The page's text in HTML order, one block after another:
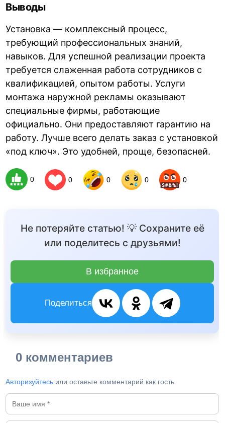
Выводы
Установка — комплексный процесс,
требующий профессиональных знаний,
навыков. Для успешной реализации проекта
требуется слаженная работа сотрудников с
квалификацией, опытом работы. Услуги
монтажа наружной рекламы оказывают
специальные фирмы, работающие
официально. Они предоставляют гарантию на
работу. Лучше всего делать заказ с установкой
«под ключ». Это удобней, проще, безопасней.
0 0 0 0 0
Не потеряйте статью! 💡 Сохраните её
или поделитесь с друзьями!
В избранное
Поделиться
0 комментариев
Авторизуйтесь или оставьте комментарий как гость